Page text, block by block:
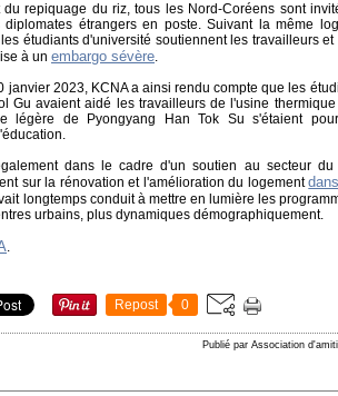
du repiquage du riz, tous les Nord-Coréens sont
étrangers en poste. Suivant la même
étudiants d'université soutiennent les travailleurs
à un embargo sévère.
janvier 2023, KCNA a ainsi rendu compte que les
Gu avaient aidé les travailleurs de l'usine
légère de Pyongyang Han Tok Su s'étaient
dans le cadre d'un soutien au secteur
sur la rénovation et l'amélioration du logement
longtemps conduit à mettre en lumière les
urbains, plus dynamiques démographiquement.
.
Repost 0
Publié par Association